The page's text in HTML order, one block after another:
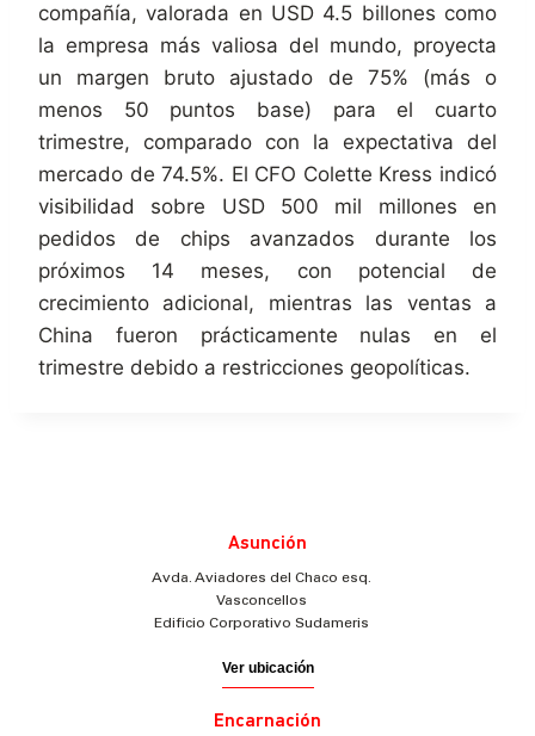
compañía, valorada en USD 4.5 billones como
la empresa más valiosa del mundo, proyecta
un margen bruto ajustado de 75% (más o
menos 50 puntos base) para el cuarto
trimestre, comparado con la expectativa del
mercado de 74.5%. El CFO Colette Kress indicó
visibilidad sobre USD 500 mil millones en
pedidos de chips avanzados durante los
próximos 14 meses, con potencial de
crecimiento adicional, mientras las ventas a
China fueron prácticamente nulas en el
trimestre debido a restricciones geopolíticas.
Asunción
Avda. Aviadores del Chaco esq.
Vasconcellos
Edificio Corporativo Sudameris
Ver ubicación
Encarnación